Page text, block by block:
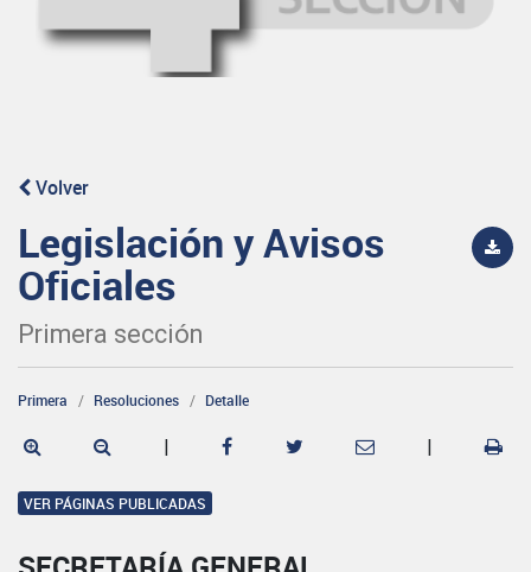
Volver
Legislación y Avisos
Oficiales
Primera sección
Primera Resoluciones Detalle
| |
VER PÁGINAS PUBLICADAS